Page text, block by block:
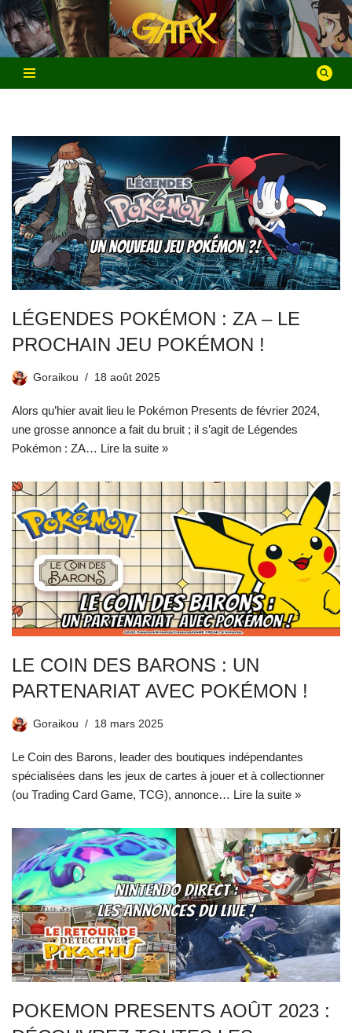
Aller
au
contenu
LÉGENDES POKÉMON : ZA – LE
PROCHAIN JEU POKÉMON !
Goraikou 18 août 2025
Alors qu’hier avait lieu le Pokémon Presents de février 2024,
une grosse annonce a fait du bruit ; il s’agit de Légendes
Pokémon : ZA… Lire la suite »
LE COIN DES BARONS : UN
PARTENARIAT AVEC POKÉMON !
Goraikou 18 mars 2025
Le Coin des Barons, leader des boutiques indépendantes
spécialisées dans les jeux de cartes à jouer et à collectionner
(ou Trading Card Game, TCG), annonce… Lire la suite »
POKEMON PRESENTS AOÛT 2023 :